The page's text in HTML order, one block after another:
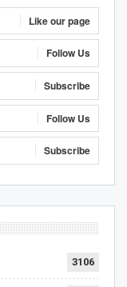
Like our page
Follow Us
Subscribe
Follow Us
Subscribe
3106